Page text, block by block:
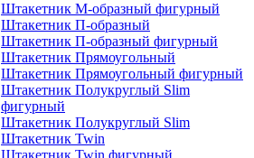
Штакетник М-образный фигурный
Штакетник П-образный
Штакетник П-образный фигурный
Штакетник Прямоугольный
Штакетник Прямоугольный фигурный
Штакетник Полукруглый Slim
фигурный
Штакетник Полукруглый Slim
Штакетник Twin
Штакетник Twin фигурный